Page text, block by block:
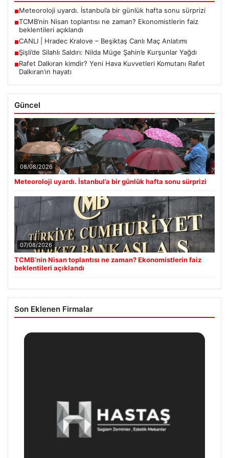
■Meteoroloji uyardı. İstanbul’a bir günlük hafta sonu sürprizi
■TCMB’nin Nisan toplantısı ne zaman? Ekonomistlerin faiz
beklentileri açıklandı
■CANLI | Hradec Kralove – Beşiktaş Canlı Maç Anlatımı
■Şişli’de Silahlı Saldırı: Nilda Müge Şahin’e Kurşunlar Yağdı
■Rafet Dalkıran kimdir? Yeni Hava Kuvvetleri Komutanı Rafet
Dalkıran’ın hayatı
Güncel
08/08/2026
Meteoroloji uyardı. İstanbul’a bir günlük hafta sonu sürprizi
07/08/2026
TCMB’nin Nisan toplantısı ne zaman? Ekonomistlerin faiz
beklentileri açıklandı
Son Eklenen Firmalar